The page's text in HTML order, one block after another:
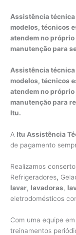
Assistência técnica
modelos, técnicos
atendem no
manutenção para
Assistência técnica
modelos, técnicos
atendem no
manutenção para
Itu.
A Itu Assistência
de pagamento
Realizamos
Refrigeradores,
lavar, lavadoras,
eletrodomésticos
Com uma equipe
treinamentos